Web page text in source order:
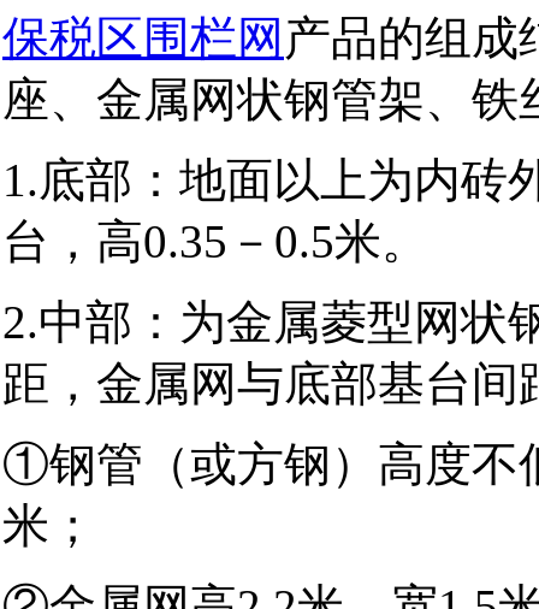
保税区围栏网 产品的组成
座、金属网状钢管架、
1.底部：地面以上为内砖
台，高0.35－0.5米。
2.中部：为金属菱型网状
距，金属网与底部基台
①钢管（或方钢）高度不
米；